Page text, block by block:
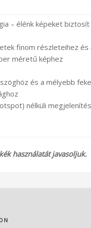
– élénk képeket
finom részleteihez és
méretű képhez
és a mélyebb
nélküli megjelenítés
használatát javasoljuk.